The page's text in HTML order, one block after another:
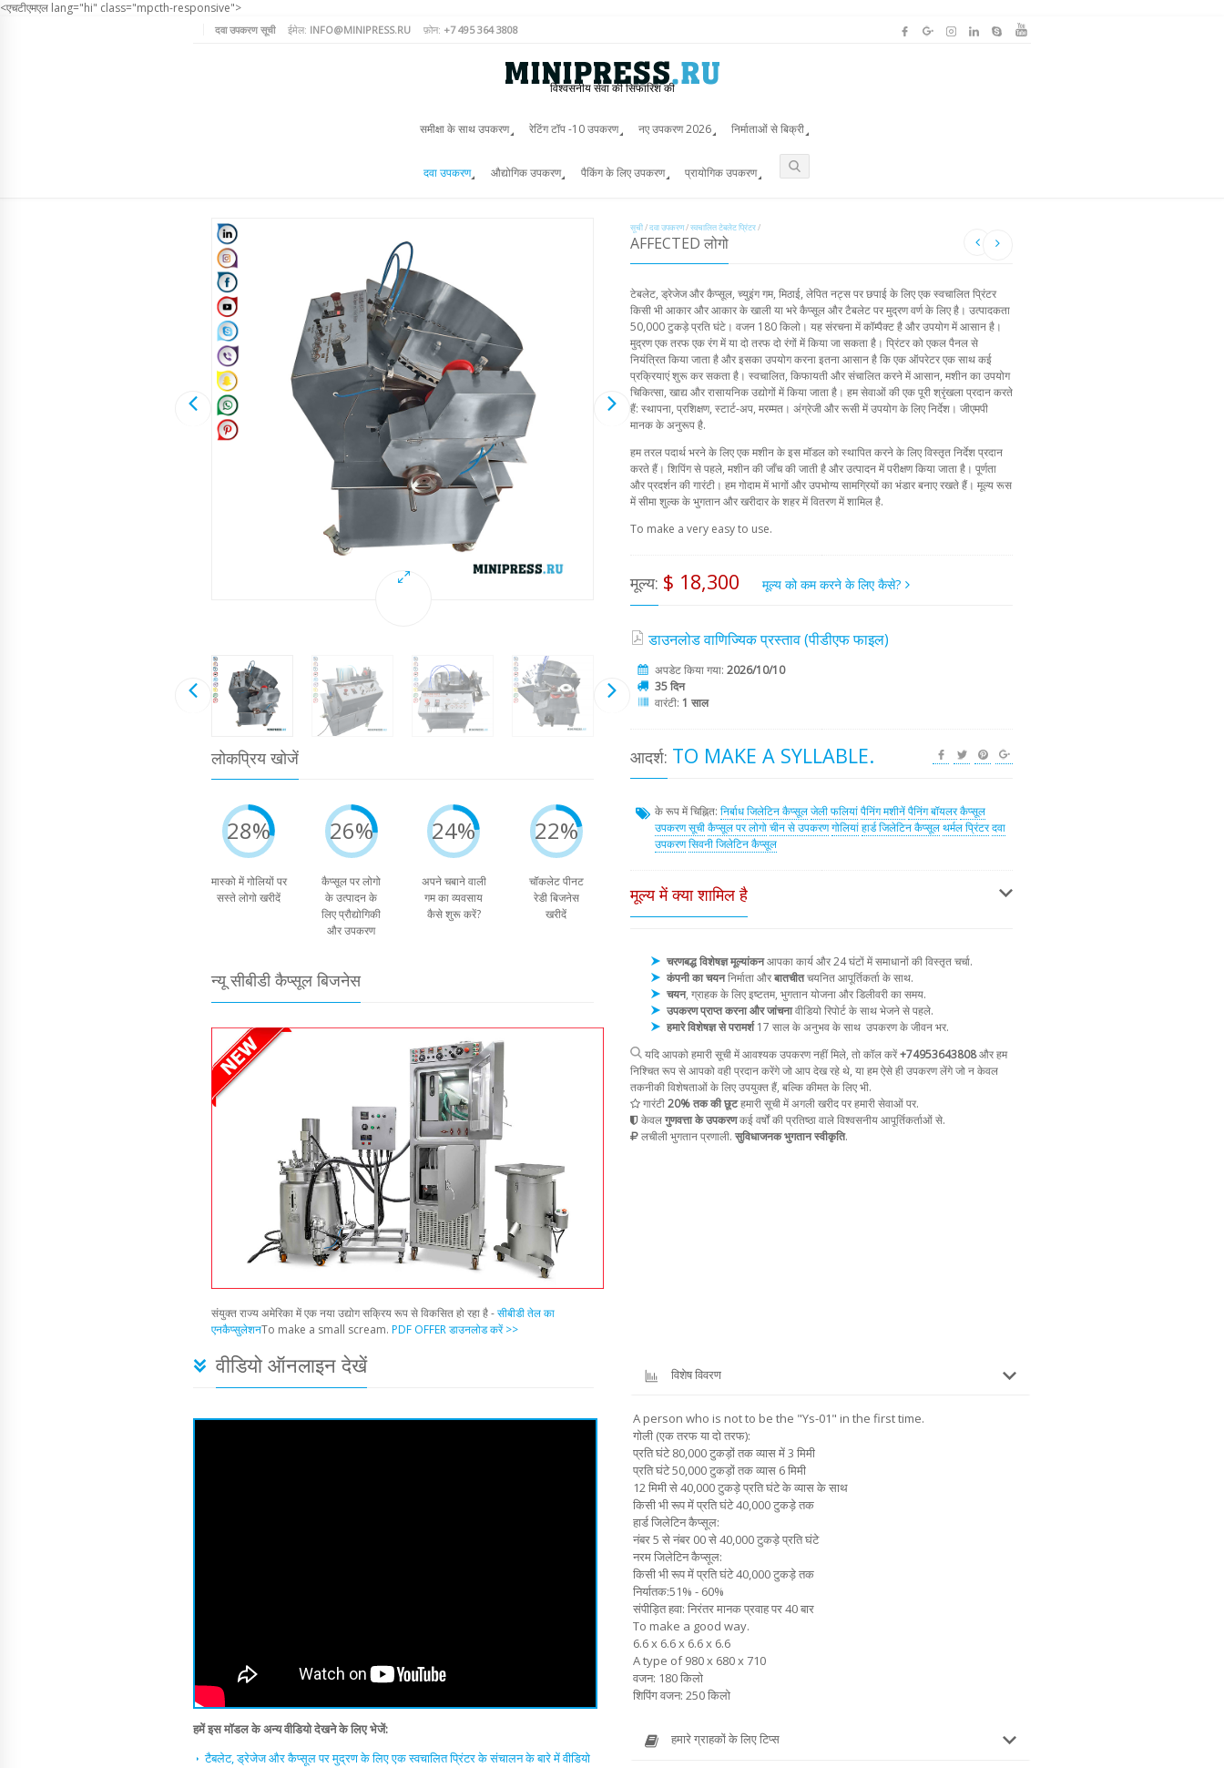
<एचटीएमएल lang="hi" class="mpcth-responsive">
दवा उपकरण सूची ईमेल: INFO@MINIPRESS.RU फ़ोन: +7 495 364 3808
विश्वसनीय सेवा की सिफारिश की
समीक्षा के साथ उपकरण रेटिंग टॉप -10 उपकरण नए उपकरण 2026 निर्माताओं से बिक्री
दवा उपकरण औद्योगिक उपकरण पैकिंग के लिए उपकरण प्रायोगिक उपकरण
लोकप्रिय खोजें
28%
मास्को में गोलियों पर
सस्ते लोगो खरीदें
26%
कैप्सूल पर लोगो
के उत्पादन के
लिए प्रौद्योगिकी
और उपकरण
24%
अपने चबाने वाली
गम का व्यवसाय
कैसे शुरू करें?
22%
चॉकलेट पीनट
रेडी बिजनेस
खरीदें
न्यू सीबीडी कैप्सूल बिजनेस
संयुक्त राज्य अमेरिका में एक नया उद्योग सक्रिय रूप से विकसित हो रहा है -सीबीडी तेल का
एनकैप्सुलेशनTo make a small scream. PDF OFFER डाउनलोड करें >>
सूची/दवा उपकरण/स्वचालित टेबलेट प्रिंटर/
AFFECTED लोगो
टेबलेट, ड्रेजेज और कैप्सूल, च्युइंग गम, मिठाई, लेपित नट्स पर छपाई के लिए एक स्वचालित प्रिंटर
किसी भी आकार और आकार के खाली या भरे कैप्सूल और टैबलेट पर मुद्रण वर्ण के लिए है। उत्पादकता
50,000 टुकड़े प्रति घंटे। वजन 180 किलो। यह संरचना में कॉम्पैक्ट है और उपयोग में आसान है।
मुद्रण एक तरफ एक रंग में या दो तरफ दो रंगों में किया जा सकता है। प्रिंटर को एकल पैनल से
नियंत्रित किया जाता है और इसका उपयोग करना इतना आसान है कि एक ऑपरेटर एक साथ कई
प्रक्रियाएं शुरू कर सकता है। स्वचालित, किफायती और संचालित करने में आसान, मशीन का उपयोग
चिकित्सा, खाद्य और रासायनिक उद्योगों में किया जाता है। हम सेवाओं की एक पूरी श्रृंखला प्रदान करते
हैं: स्थापना, प्रशिक्षण, स्टार्ट-अप, मरम्मत। अंग्रेजी और रूसी में उपयोग के लिए निर्देश। जीएमपी
मानक के अनुरूप है.
हम तरल पदार्थ भरने के लिए एक मशीन के इस मॉडल को स्थापित करने के लिए विस्तृत निर्देश प्रदान
करते हैं। शिपिंग से पहले, मशीन की जाँच की जाती है और उत्पादन में परीक्षण किया जाता है। पूर्णता
और प्रदर्शन की गारंटी। हम गोदाम में भागों और उपभोग्य सामग्रियों का भंडार बनाए रखते हैं। मूल्य रूस
में सीमा शुल्क के भुगतान और खरीदार के शहर में वितरण में शामिल है.
To make a very easy to use.
मूल्य: $ 18,300 मूल्य को कम करने के लिए कैसे?
डाउनलोड वाणिज्यिक प्रस्ताव (पीडीएफ फाइल)
अपडेट किया गया: 2026/10/10
35 दिन
वारंटी: 1 साल
आदर्श: TO MAKE A SYLLABLE.
के रूप में चिह्नित: निर्बाध जिलेटिन कैप्सूलजेली फलियांपैनिंग मशीनेंपैनिंग बॉयलरकैप्सूल
उपकरण सूचीकैप्सूल पर लोगोचीन से उपकरणगोलियांहार्ड जिलेटिन कैप्सूलथर्मल प्रिंटरदवा
उपकरणसिवनी जिलेटिन कैप्सूल
मूल्य में क्या शामिल है
चरणबद्ध विशेषज्ञ मूल्यांकनआपका कार्य और 24 घंटों में समाधानों की विस्तृत चर्चा.
कंपनी का चयननिर्माता औरबातचीतचयनित आपूर्तिकर्ता के साथ.
चयन, ग्राहक के लिए इष्टतम, भुगतान योजना और डिलीवरी का समय.
उपकरण प्राप्त करना और जांचनावीडियो रिपोर्ट के साथ भेजने से पहले.
हमारे विशेषज्ञ से परामर्श17 साल के अनुभव के साथ उपकरण के जीवन भर.
यदि आपको हमारी सूची में आवश्यक उपकरण नहीं मिले, तो कॉल करें+74953643808और हम
निश्चित रूप से आपको वही प्रदान करेंगे जो आप देख रहे थे, या हम ऐसे ही उपकरण लेंगे जो न केवल
तकनीकी विशेषताओं के लिए उपयुक्त हैं, बल्कि कीमत के लिए भी.
गारंटी20% तक की छूटहमारी सूची में अगली खरीद पर हमारी सेवाओं पर.
केवलगुणवत्ता के उपकरणकई वर्षों की प्रतिष्ठा वाले विश्वसनीय आपूर्तिकर्ताओं से.
लचीली भुगतान प्रणाली. सुविधाजनक भुगतान स्वीकृति.
वीडियो ऑनलाइन देखें
हमें इस मॉडल के अन्य वीडियो देखने के लिए भेजें:
टैबलेट, ड्रेजेज और कैप्सूल पर मुद्रण के लिए एक स्वचालित प्रिंटर के संचालन के बारे में वीडियो
विशेष विवरण
A person who is not to be the "Ys-01" in the first time.
गोली (एक तरफ या दो तरफ):
प्रति घंटे 80,000 टुकड़ों तक व्यास में 3 मिमी
प्रति घंटे 50,000 टुकड़ों तक व्यास 6 मिमी
12 मिमी से 40,000 टुकड़े प्रति घंटे के व्यास के साथ
किसी भी रूप में प्रति घंटे 40,000 टुकड़े तक
हार्ड जिलेटिन कैप्सूल:
नंबर 5 से नंबर 00 से 40,000 टुकड़े प्रति घंटे
नरम जिलेटिन कैप्सूल:
किसी भी रूप में प्रति घंटे 40,000 टुकड़े तक
निर्यातक:51% - 60%
संपीड़ित हवा: निरंतर मानक प्रवाह पर 40 बार
To make a good way.
6.6 x 6.6 x 6.6 x 6.6
A type of 980 x 680 x 710
वजन: 180 किलो
शिपिंग वजन: 250 किलो
हमारे ग्राहकों के लिए टिप्स